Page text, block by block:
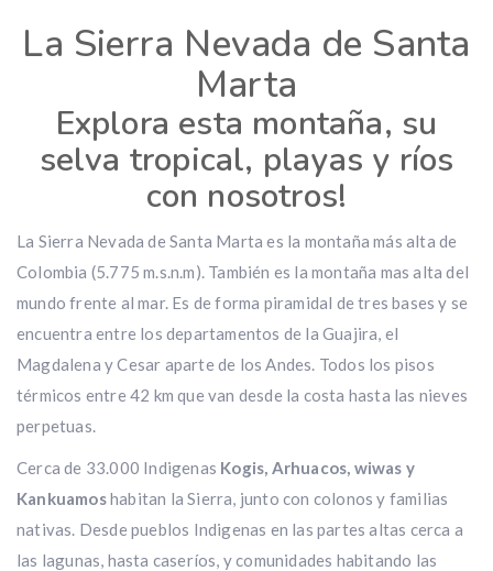
La Sierra Nevada de Santa
Marta
Explora esta montaña, su
selva tropical, playas y ríos
con nosotros!
La Sierra Nevada de Santa Marta es la montaña más alta de
Colombia (5.775 m.s.n.m). También es la montaña mas alta del
mundo frente al mar. Es de forma piramidal de tres bases y se
encuentra entre los departamentos de la Guajira, el
Magdalena y Cesar aparte de los Andes. Todos los pisos
térmicos entre 42 km que van desde la costa hasta las nieves
perpetuas.
Cerca de 33.000 Indigenas Kogis, Arhuacos, wiwas y
Kankuamoshabitan la Sierra, junto con colonos y familias
nativas. Desde pueblos Indigenas en las partes altas cerca a
las lagunas, hasta caseríos, y comunidades habitando las